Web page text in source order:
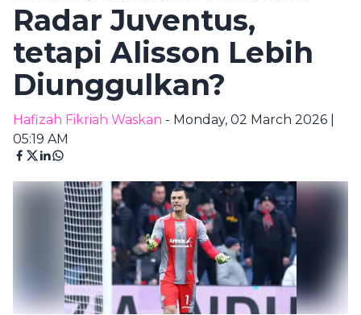
Radar Juventus,
tetapi Alisson Lebih
Diunggulkan?
Hafizah Fikriah Waskan - Monday, 02 March 2026 |
05:19 AM